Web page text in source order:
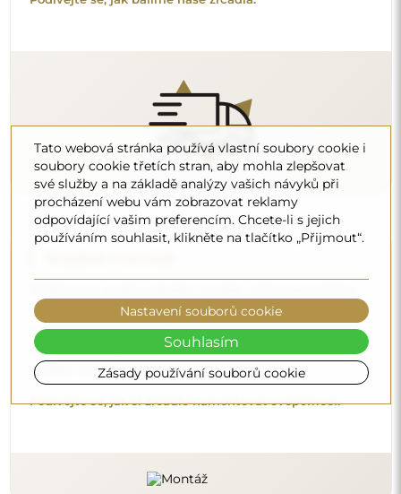
Čištění a péče
Pro zachování optimálního lesku stačí utěrka z
mikrovlákna a teplá voda. Pokud se rozhodnete pro
pH (kolem 7). Vyhněte se silným čisticím prostředkům
obsahujícím ocet, čpavek nebo silné kyseliny – díky tomu
si zrcadlo zachová krásný odraz po mnoho let.
Chcete se dozvědět více?
Objevte více tipů na našem blogu.
Tato webová stránka používá vlastní soubory cookie i
soubory cookie třetích stran, aby mohla zlepšovat
své služby a na základě analýzy vašich návyků při
procházení webu vám zobrazovat reklamy
odpovídající vašim preferencím. Chcete-li s jejich
používáním souhlasit, klikněte na tlačítko „Přijmout“.
Zásady používání souborů cookie
Nastavení souborů cookie
Souhlasím